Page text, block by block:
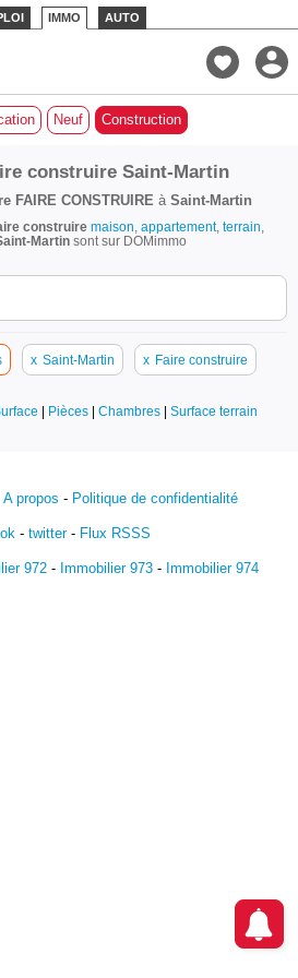
IMMO AUTO
Neuf Construction
construire Saint-Martin
FAIRE CONSTRUIRE à Saint-Martin
construire maison appartement, terrain
Martin sont sur DOMimmo
x Saint-Martin x Faire construire
| Pièces | Chambres | Surface terrain
A propos - Politique de confidentialité
- twitter- Flux RSSS
972 - Immobilier 973 - Immobilier 974